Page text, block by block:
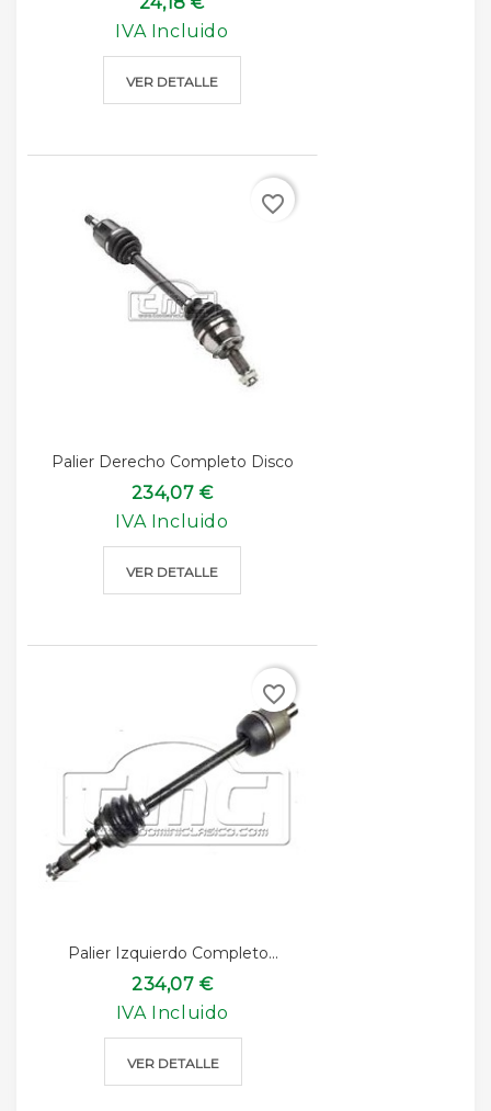
IVA Incluido
VER DETALLE
Palier Derecho Completo Disco
234,07 €
IVA Incluido
VER DETALLE
favorite_border
Palier Izquierdo Completo...
234,07 €
IVA Incluido
VER DETALLE
favorite_border